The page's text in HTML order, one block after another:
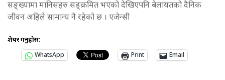
सङ्ख्यामा मानिसहरु सङ्क्रमित भएको देखिएपनि बेलायतको दैनिक
जीवन अहिले सामान्य नै रहेको छ । एजेन्सी
शेयर गर्नुहोस:
WhatsApp
Print Email